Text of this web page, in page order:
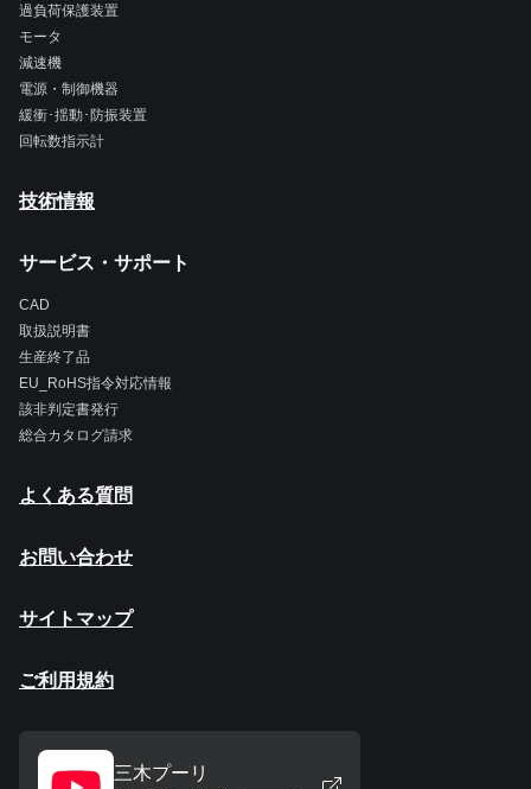
過負荷保護装置
モータ
減速機
電源・制御機器
緩衝･揺動･防振装置
回転数指示計
技術情報
サービス・サポート
CAD
取扱説明書
生産終了品
EU_RoHS指令対応情報
該非判定書発行
総合カタログ請求
よくある質問
お問い合わせ
サイトマップ
ご利用規約
三木プーリ